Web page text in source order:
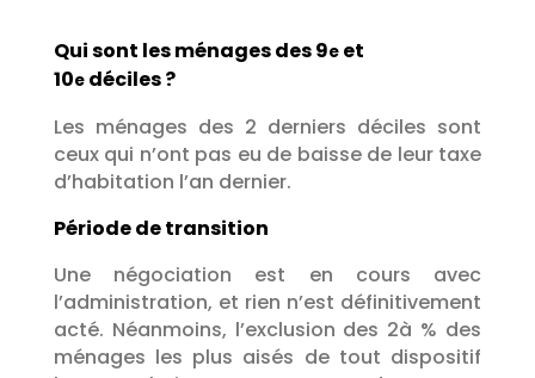
Qui sont les ménages des 9eet
10edéciles ?
Les ménages des 2 derniers déciles sont
ceux qui n’ont pas eu de baisse de leur taxe
d’habitation l’an dernier.
Période de transition
Une négociation est en cours avec
l’administration, et rien n’est définitivement
acté. Néanmoins, l’exclusion des 2à % des
ménages les plus aisés de tout dispositif